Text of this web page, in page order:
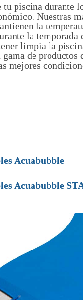
piscina durante
Nuestras
la
la
limpia la
de
mejores
Acuabubble
Acuabubble